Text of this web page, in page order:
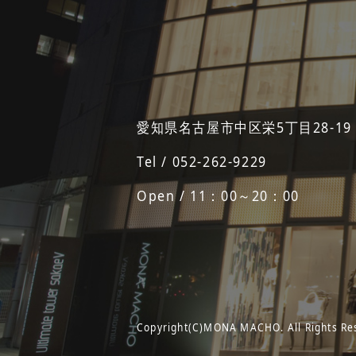
愛知県名古屋市中区栄5丁目28-
Tel / 052-262-9229
Open / 11：00～20：00
Copyright(C)MONA MACHO. All Rights